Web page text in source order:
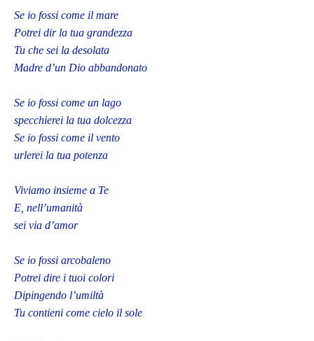
Se io fossi come il mare
Potrei dir la tua grandezza
Tu che sei la desolata
Madre d’un Dio abbandonato
Se io fossi come un lago
specchierei la tua dolcezza
Se io fossi come il vento
urlerei la tua potenza
Viviamo insieme a Te
E, nell’umanità
sei via d’amor
Se io fossi arcobaleno
Potrei dire i tuoi colori
Dipingendo l’umiltà
Tu contieni come cielo il sole